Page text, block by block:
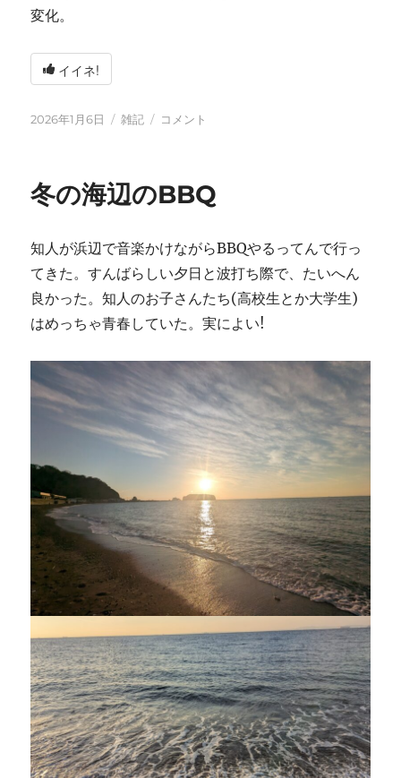
変化。
イイネ!
投
2026年1月6日
カ
ー
雑記
2026
コメント
冬の海辺のBBQ
知人が浜辺で音楽かけながらBBQやるってんで行っ
てきた。すんばらしい夕日と波打ち際で、たいへん
良かった。知人のお子さんたち(高校生とか大学生)
はめっちゃ青春していた。実によい!